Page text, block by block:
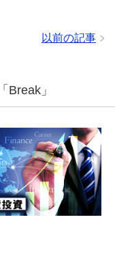
以前の記事
Break」